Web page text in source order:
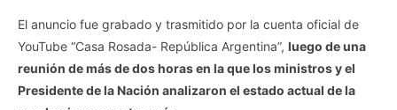
​El anuncio fue grabado y trasmitido por la cuenta oficial de
YouTube “Casa Rosada- República Argentina”, luego de una
reunión de más de dos horas en la que los ministros y el
Presidente de la Nación analizaron el estado actual de la